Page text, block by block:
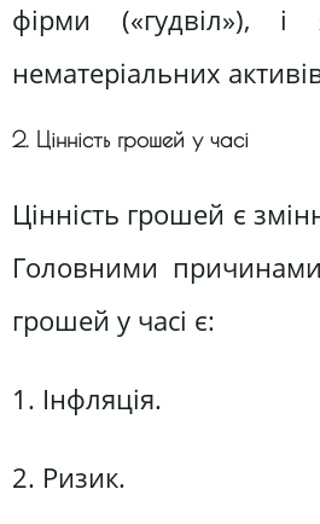
фірми («гудвіл»),
нематеріальних
2. Цінність грошей у часі
Цінність грошей є
Головними причинами
грошей у часі є:
1. Інфляція.
2. Ризик.